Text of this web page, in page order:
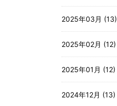
2025年03月 (13)
2025年02月 (12)
2025年01月 (12)
2024年12月 (13)